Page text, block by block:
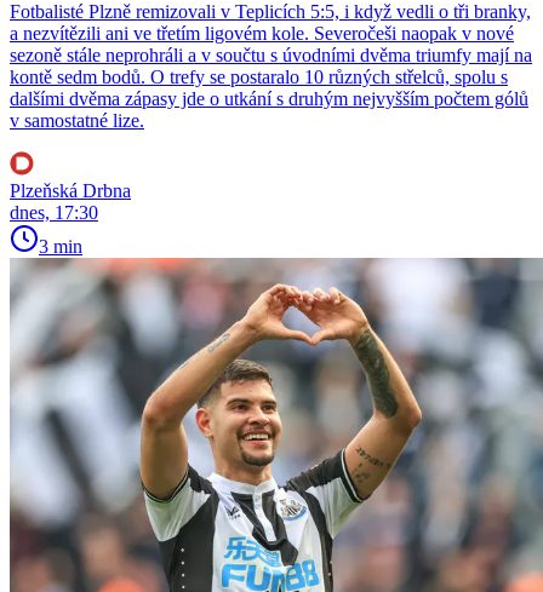
Fotbalisté Plzně remizovali v Teplicích 5:5, i když vedli o tři branky,
a nezvítězili ani ve třetím ligovém kole. Severočeši naopak v nové
sezoně stále neprohráli a v součtu s úvodními dvěma triumfy mají na
kontě sedm bodů. O trefy se postaralo 10 různých střelců, spolu s
dalšími dvěma zápasy jde o utkání s druhým nejvyšším počtem gólů
v samostatné lize.
Plzeňská Drbna
dnes, 17:30
3 min